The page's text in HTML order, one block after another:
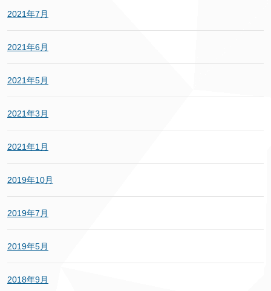
2021年7月
2021年6月
2021年5月
2021年3月
2021年1月
2019年10月
2019年7月
2019年5月
2018年9月